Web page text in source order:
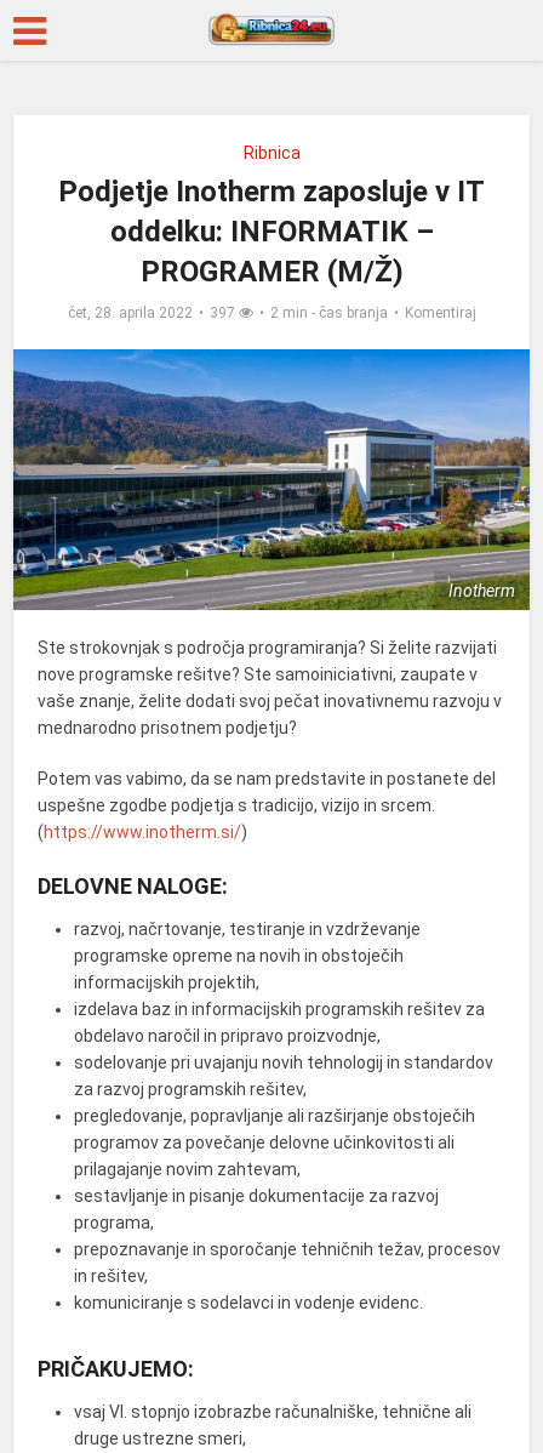
Ribnica
Podjetje Inotherm zaposluje v IT
oddelku: INFORMATIK –
PROGRAMER (M/Ž)
čet, 28. aprila 2022 397 2 min - čas branja Komentiraj
Inotherm
Ste strokovnjak s področja programiranja? Si želite razvijati
nove programske rešitve? Ste samoiniciativni, zaupate v
vaše znanje, želite dodati svoj pečat inovativnemu razvoju v
mednarodno prisotnem podjetju?
Potem vas vabimo, da se nam predstavite in postanete del
uspešne zgodbe podjetja s tradicijo, vizijo in srcem.
(https://www.inotherm.si/)
DELOVNE NALOGE:
razvoj, načrtovanje, testiranje in vzdrževanje
programske opreme na novih in obstoječih
informacijskih projektih,
izdelava baz in informacijskih programskih rešitev za
obdelavo naročil in pripravo proizvodnje,
sodelovanje pri uvajanju novih tehnologij in standardov
za razvoj programskih rešitev,
pregledovanje, popravljanje ali razširjanje obstoječih
programov za povečanje delovne učinkovitosti ali
prilagajanje novim zahtevam,
sestavljanje in pisanje dokumentacije za razvoj
programa,
prepoznavanje in sporočanje tehničnih težav, procesov
in rešitev,
komuniciranje s sodelavci in vodenje evidenc.
PRIČAKUJEMO:
vsaj VI. stopnjo izobrazbe računalniške, tehnične ali
druge ustrezne smeri,